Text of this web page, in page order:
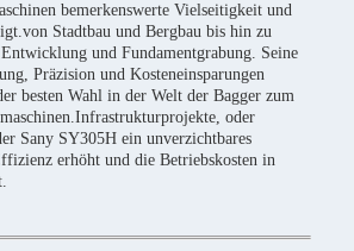
bemerkenswerte Vielseitigkeit und
Stadtbau und Bergbau bis hin zu
und Fundamentgrabung. Seine
Präzision und Kosteneinsparungen
besten Wahl in der Welt der Bagger zum
oder
Sany SY305H ein unverzichtbares
erhöht und die Betriebskosten in